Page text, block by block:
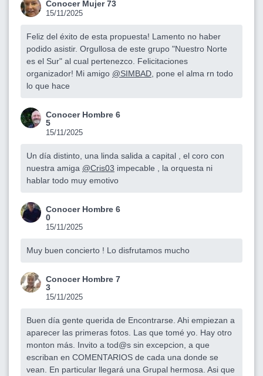
Conocer Mujer 73
15/11/2025
Feliz del éxito de esta propuesta! Lamento no haber
podido asistir. Orgullosa de este grupo "Nuestro Norte
es el Sur" al cual pertenezco. Felicitaciones
organizador! Mi amigo @SIMBAD , pone el alma rn todo
lo que hace
Conocer Hombre 6
5
15/11/2025
Un día distinto, una linda salida a capital , el coro con
nuestra amiga @Cris03 impecable , la orquesta ni
hablar todo muy emotivo
Conocer Hombre 6
0
15/11/2025
Muy buen concierto ! Lo disfrutamos mucho
Conocer Hombre 7
3
15/11/2025
Buen día gente querida de Encontrarse. Ahi empiezan a
aparecer las primeras fotos. Las que tomé yo. Hay otro
monton más. Invito a tod@s sin excepcion, a que
escriban en COMENTARIOS de cada una donde se
vean. En particular llegará una Grupal hermosa. Asi que